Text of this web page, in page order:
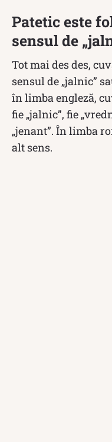
Patetic este
sensul de
Tot mai des des,
sensul de „jalnic”
în limba engleză,
fie „jalnic”, fie
„jenant”. În limba
alt sens.